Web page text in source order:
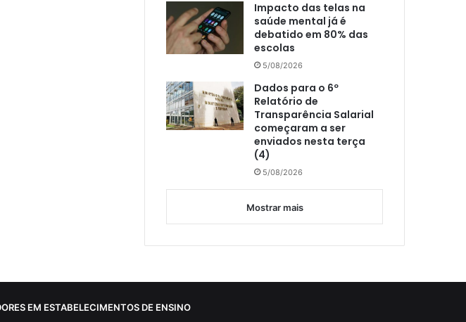
Impacto das telas na
saúde mental já é
debatido em 80% das
escolas
5/08/2026
Dados para o 6º
Relatório de
Transparência Salarial
começaram a ser
enviados nesta terça
(4)
5/08/2026
Mostrar mais
EM ESTABELECIMENTOS DE ENSINO